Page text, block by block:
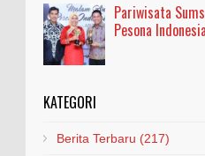
Pariwisata
Pesona
KATEGORI
Berita Terbaru (217)